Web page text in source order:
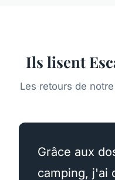
Ils lisent
Les retours de
Grâce aux
camping, j'ai